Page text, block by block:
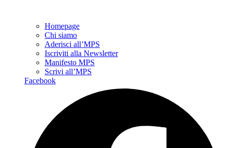
Homepage
Chi siamo
Aderisci all’MPS
Iscriviti alla Newsletter
Manifesto MPS
Scrivi all’MPS
Facebook